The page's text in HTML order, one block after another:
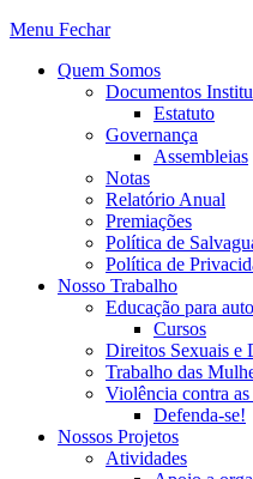
Menu Fechar
Quem Somos
Documentos
Estatuto
Governança
Assembleias
Notas
Relatório Anual
Premiações
Política de
Política de
Nosso Trabalho
Educação para
Cursos
Direitos Sexuais e
Trabalho das
Violência contra
Defenda-se!
Nossos Projetos
Atividades